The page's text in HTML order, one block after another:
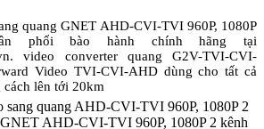
quang GNET AHD-CVI-TVI 960P, 1080P
phối bào hành chính hãng tại
video converter quang G2V-TVI-CVI-
Video TVI-CVI-AHD dùng cho tất cả
cách lên tới 20km